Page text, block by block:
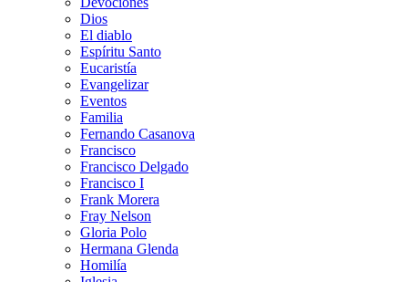
Dios
El diablo
Espíritu Santo
Eucaristía
Evangelizar
Eventos
Familia
Fernando Casanova
Francisco
Francisco Delgado
Francisco I
Frank Morera
Fray Nelson
Gloria Polo
Hermana Glenda
Homilía